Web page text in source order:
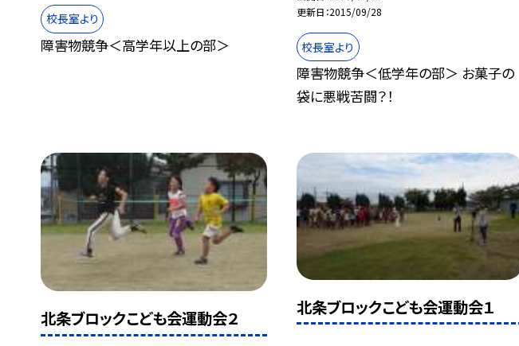
校長室より
障害物競争＜高学年以上の部＞
更新日 2015/09/28
校長室より
障害物競争＜低学年の部＞ お菓子の
袋に悪戦苦闘？！
北条ブロックこども会運動会２
北条ブロックこども会運動会１